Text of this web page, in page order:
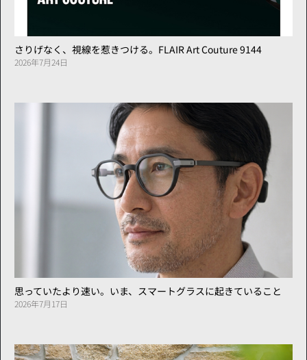
さりげなく、視線を惹きつける。FLAIR Art Couture 9144
2026年7月24日
思っていたより速い。いま、スマートグラスに起きていること
2026年7月17日